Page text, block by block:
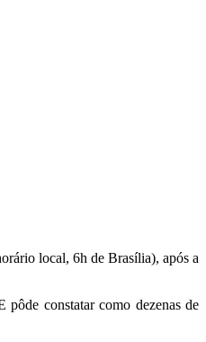
local, 6h de Brasília), após a
constatar como dezenas de